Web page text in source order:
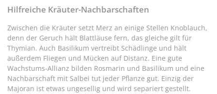
Hilfreiche Kräuter-Nachbarschaften
Zwischen die Kräuter setzt Merz an einige Stellen Knoblauch,
denn der Geruch hält Blattläuse fern, das gleiche gilt für
Thymian. Auch Basilikum vertreibt Schädlinge und hält
außerdem Fliegen und Mücken auf Distanz. Eine gute
Wachstums-Allianz bilden Rosmarin und Basilikum und eine
Nachbarschaft mit Salbei tut jeder Pflanze gut. Einzig der
Majoran ist etwas ungesellig und wird separiert gestellt.